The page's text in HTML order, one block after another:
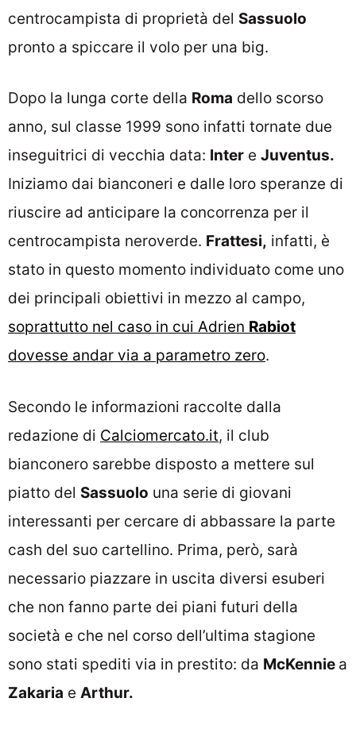
centrocampista di proprietà del Sassuolo
pronto a spiccare il volo per una big.
Dopo la lunga corte della Roma dello scorso
anno, sul classe 1999 sono infatti tornate due
inseguitrici di vecchia data: Inter e Juventus.
Iniziamo dai bianconeri e dalle loro speranze di
riuscire ad anticipare la concorrenza per il
centrocampista neroverde. Frattesi, infatti, è
stato in questo momento individuato come uno
dei principali obiettivi in mezzo al campo,
soprattutto nel caso in cui Adrien Rabiot
dovesse andar via a parametro zero.
Secondo le informazioni raccolte dalla
redazione di Calciomercato.it, il club
bianconero sarebbe disposto a mettere sul
piatto del Sassuolo una serie di giovani
interessanti per cercare di abbassare la parte
cash del suo cartellino. Prima, però, sarà
necessario piazzare in uscita diversi esuberi
che non fanno parte dei piani futuri della
società e che nel corso dell’ultima stagione
sono stati spediti via in prestito: da McKennie a
Zakaria e Arthur.